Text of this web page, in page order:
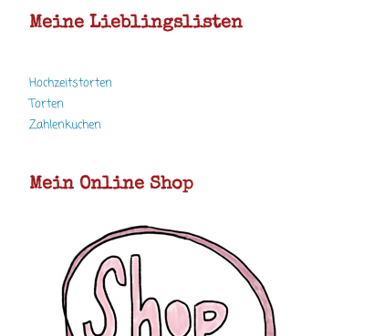
Meine Lieblingslisten
Hochzeitstorten
Torten
Zahlenkuchen
Mein Online Shop